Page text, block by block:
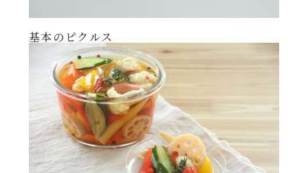
お子さま
節分
ひなまつり
こどもの日
ハコネーゼ イカスミ
ハコネーゼ ボンゴレ
ハコネーゼ アラビアータ
ハコネーゼ クリーミーボロネーゼ
基本のピクルス